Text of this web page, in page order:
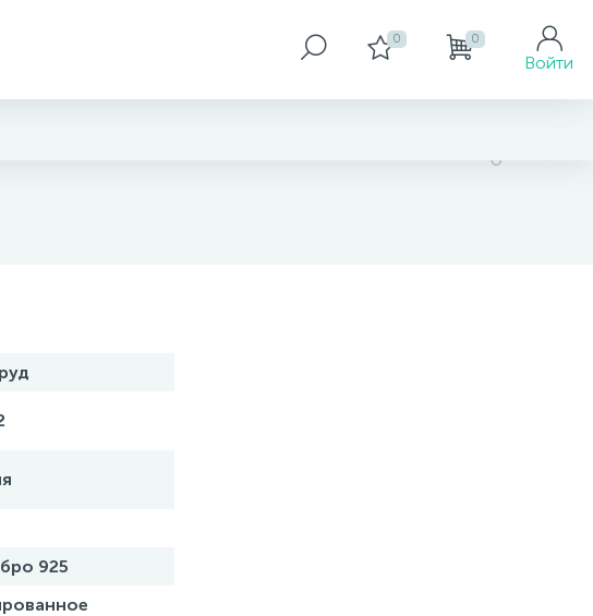
0 0
Войти
925